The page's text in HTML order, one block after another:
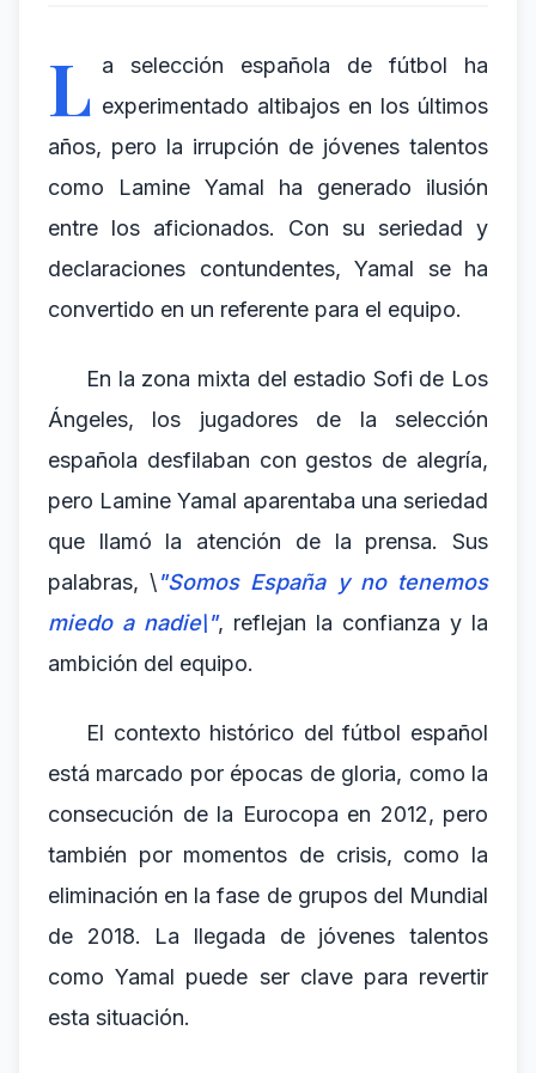
L a selección española de fútbol ha
experimentado altibajos en los últimos
años, pero la irrupción de jóvenes talentos
como Lamine Yamal ha generado ilusión
entre los aficionados. Con su seriedad y
declaraciones contundentes, Yamal se ha
convertido en un referente para el equipo.
En la zona mixta del estadio Sofi de Los
Ángeles, los jugadores de la selección
española desfilaban con gestos de alegría,
pero Lamine Yamal aparentaba una seriedad
que llamó la atención de la prensa. Sus
palabras, \"Somos España y no tenemos
miedo a nadie\", reflejan la confianza y la
ambición del equipo.
El contexto histórico del fútbol español
está marcado por épocas de gloria, como la
consecución de la Eurocopa en 2012, pero
también por momentos de crisis, como la
eliminación en la fase de grupos del Mundial
de 2018. La llegada de jóvenes talentos
como Yamal puede ser clave para revertir
esta situación.